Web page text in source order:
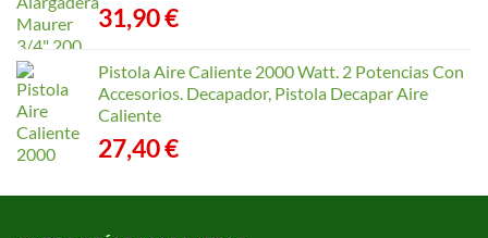
31,90€
Pistola Aire Caliente 2000 Watt. 2 Potencias Con
Accesorios. Decapador, Pistola Decapar Aire
Caliente
27,40€